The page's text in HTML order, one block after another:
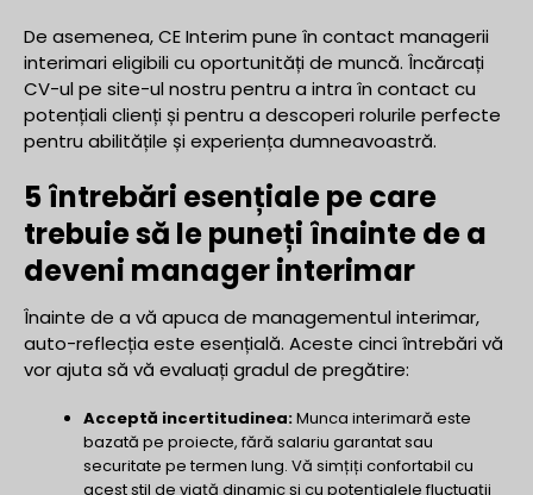
De asemenea, CE Interim pune în contact managerii
interimari eligibili cu oportunități de muncă. Încărcați
CV-ul pe site-ul nostru pentru a intra în contact cu
potențiali clienți și pentru a descoperi rolurile perfecte
pentru abilitățile și experiența dumneavoastră.
5 întrebări esențiale pe care
trebuie să le puneți înainte de a
deveni manager interimar
Înainte de a vă apuca de managementul interimar,
auto-reflecția este esențială. Aceste cinci întrebări vă
vor ajuta să vă evaluați gradul de pregătire:
Acceptă incertitudinea:Munca interimară este
bazată pe proiecte, fără salariu garantat sau
securitate pe termen lung. Vă simțiți confortabil cu
acest stil de viață dinamic și cu potențialele fluctuații